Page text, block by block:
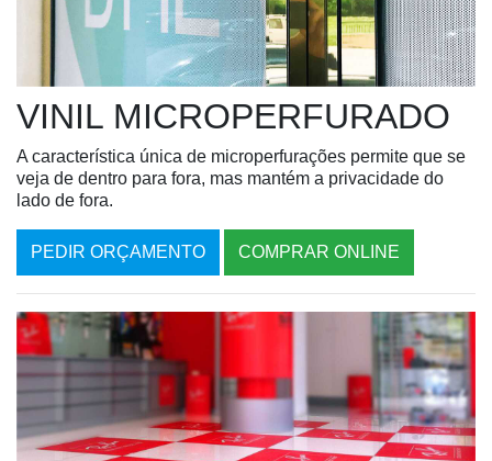
VINIL MICROPERFURADO
A característica única de microperfurações permite que se
veja de dentro para fora, mas mantém a privacidade do
lado de fora.
PEDIR ORÇAMENTO COMPRAR ONLINE